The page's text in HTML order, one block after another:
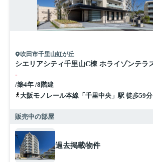
吹田市千里山虹が丘
シエリアシティ千里山C棟 ホライゾンテラ
-
/築4年 /8階建
大阪モノレール本線「千里中央」駅 徒歩59分
販売中の部屋
過去掲載物件